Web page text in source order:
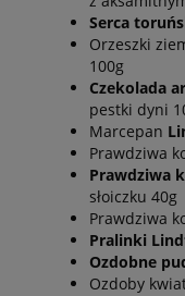
Serca
Orzeszki
100g
Czekolada
pestki dyni
Marcepan
Prawdziwa
Prawdziwa
słoiczku 40g
Prawdziwa
Pralinki
Ozdobne
Ozdoby